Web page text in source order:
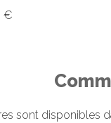
€
sont disponibles